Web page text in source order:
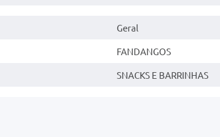
Geral
FANDANGOS
SNACKS E BARRINHAS